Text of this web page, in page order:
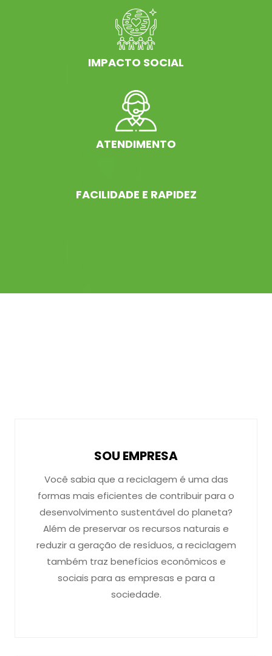
IMPACTO SOCIAL
ATENDIMENTO
FACILIDADE E RAPIDEZ
SOU EMPRESA
Você sabia que a reciclagem é uma das
formas mais eficientes de contribuir para o
desenvolvimento sustentável do planeta?
Além de preservar os recursos naturais e
reduzir a geração de resíduos, a reciclagem
também traz benefícios econômicos e
sociais para as empresas e para a
sociedade.